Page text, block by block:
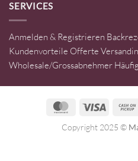
SERVICES
Anmelden & Registrieren
Kundenvorteile Offerte
Wholesale/Grossabnehmer
MasterCardVisa
Copyright 2025 ©